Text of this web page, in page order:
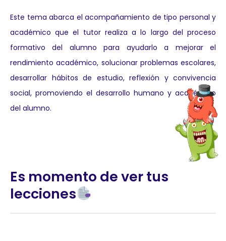
Este tema abarca el acompañamiento de tipo personal y
académico que el tutor realiza a lo largo del proceso
formativo del alumno para ayudarlo a mejorar el
rendimiento académico, solucionar problemas escolares,
desarrollar hábitos de estudio, reflexión y convivencia
social, promoviendo el desarrollo humano y académico
del alumno.
Es momento de ver tus
lecciones